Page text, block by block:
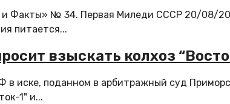
Факты» № 34. Первая Миледи СССР 20/08/
питается...
взыскать колхоз
в иске, поданном в арбитражный суд
1" и...